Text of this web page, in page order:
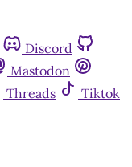
Discord
Mastodon
Threads
Tiktok